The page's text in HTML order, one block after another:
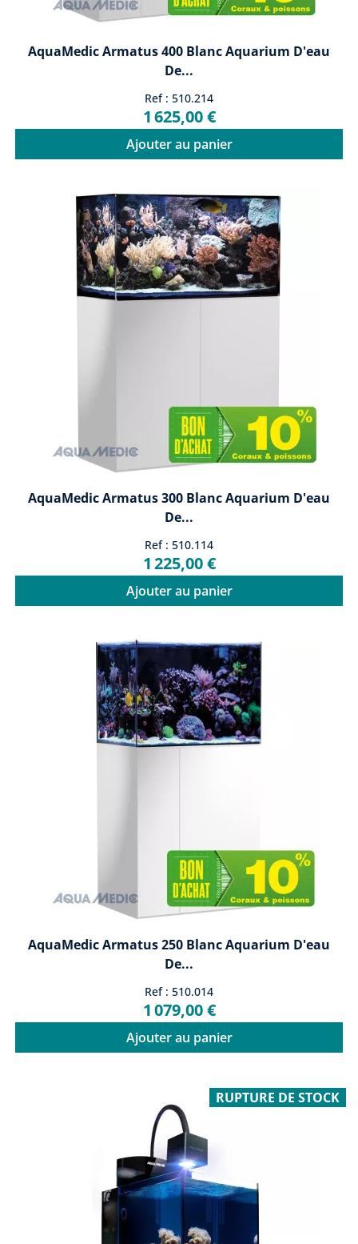
AquaMedic Armatus 400 Blanc Aquarium D'eau
De...
Ref : 510.214
1 625,00 €
Ajouter au panier
AquaMedic Armatus 300 Blanc Aquarium D'eau
De...
Ref : 510.114
1 225,00 €
Ajouter au panier
AquaMedic Armatus 250 Blanc Aquarium D'eau
De...
Ref : 510.014
1 079,00 €
Ajouter au panier
RUPTURE DE STOCK